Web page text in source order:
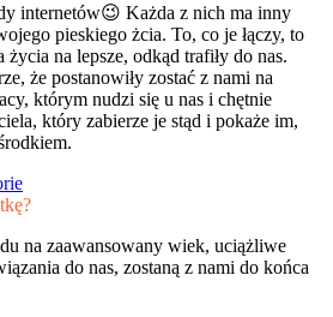
internetów😉 Każda z nich ma inny
pieskiego żcia. To, co je łączy, to
życia na lepsze, odkąd trafiły do nas.
że postanowiły zostać z nami na
którym nudzi się u nas i chętnie
który zabierze je stąd i pokaże im,
na zaawansowany wiek, uciążliwe
do nas, zostaną z nami do końca